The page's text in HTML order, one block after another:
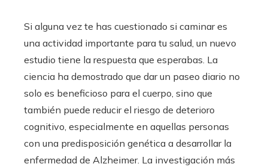
Si alguna vez te has cuestionado si caminar es
una actividad importante para tu salud, un nuevo
estudio tiene la respuesta que esperabas. La
ciencia ha demostrado que dar un paseo diario no
solo es beneficioso para el cuerpo, sino que
también puede reducir el riesgo de deterioro
cognitivo, especialmente en aquellas personas
con una predisposición genética a desarrollar la
enfermedad de Alzheimer. La investigación más